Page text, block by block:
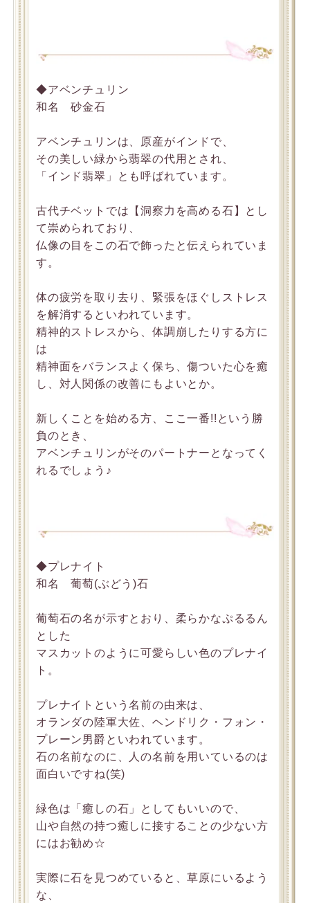
◆アベンチュリン
和名 砂金石
アベンチュリンは、原産がインドで、
その美しい緑から翡翠の代用とされ、
「インド翡翠」とも呼ばれています。
古代チベットでは【洞察力を高める石】とし
て崇められており、
仏像の目をこの石で飾ったと伝えられていま
す。
体の疲労を取り去り、緊張をほぐしストレス
を解消するといわれています。
精神的ストレスから、体調崩したりする方に
は
精神面をバランスよく保ち、傷ついた心を癒
し、対人関係の改善にもよいとか。
新しくことを始める方、ここ一番!!という勝
負のとき、
アベンチュリンがそのパートナーとなってく
れるでしょう♪
◆プレナイト
和名 葡萄(ぶどう)石
葡萄石の名が示すとおり、柔らかなぷるるん
とした
マスカットのように可愛らしい色のプレナイ
ト。
プレナイトという名前の由来は、
オランダの陸軍大佐、ヘンドリク・フォン・
プレーン男爵といわれています。
石の名前なのに、人の名前を用いているのは
面白いですね(笑)
緑色は「癒しの石」としてもいいので、
山や自然の持つ癒しに接することの少ない方
にはお勧め☆
実際に石を見つめていると、草原にいるよう
な、